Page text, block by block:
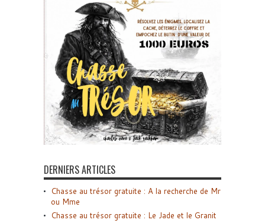
DERNIERS ARTICLES
Chasse au trésor gratuite : A la recherche de Mr
ou Mme
Chasse au trésor gratuite : Le Jade et le Granit